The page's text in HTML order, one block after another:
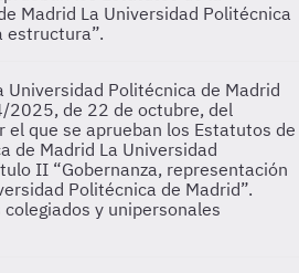
Madrid La Universidad Politécnica
estructura”.
Universidad Politécnica de Madrid
2025, de 22 de octubre, del
el que se aprueban los Estatutos de
de Madrid La Universidad
II “Gobernanza, representación
Politécnica de Madrid”.
y unipersonales